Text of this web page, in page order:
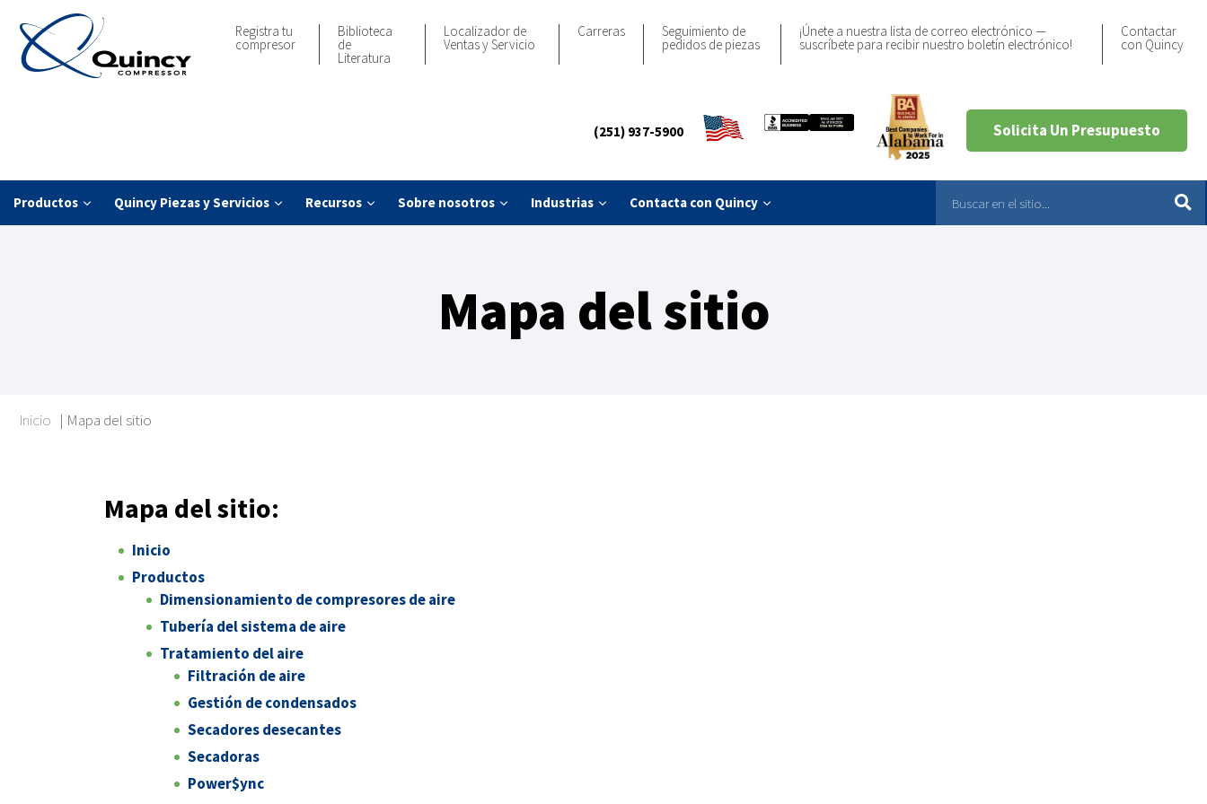
Registra tu
compresor
Biblioteca
de
Literatura
Localizador de
Ventas y Servicio
Carreras Seguimiento de
pedidos de piezas
¡Únete a nuestra lista de correo electrónico —
suscríbete para recibir nuestro boletín electrónico!
Contactar
con Quincy
(251) 937-5900 Solicita Un Presupuesto
Productos Quincy Piezas y Servicios Recursos Sobre nosotros Industrias Contacta con Quincy
Mapa del sitio
Inicio | Mapa del sitio
Mapa del sitio:
Inicio
Productos
Dimensionamiento de compresores de aire
Tubería del sistema de aire
Tratamiento del aire
Filtración de aire
Gestión de condensados
Secadores desecantes
Secadoras
Power$ync